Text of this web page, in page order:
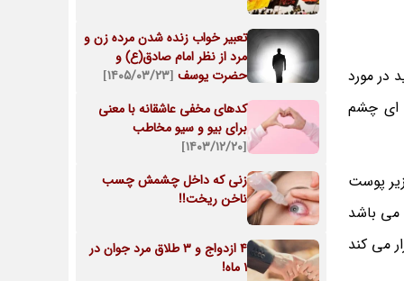
در مورد
ای چشم
پوست
می باشد
می کند
تعبیر خواب زنده شدن مرده زن و
مرد از نظر امام صادق(ع) و
حضرت یوسف [۱۴۰۵/۰۳/۲۳]
کدهای مخفی عاشقانه با معنی
برای بیو و سیو مخاطب
[۱۴۰۳/۱۲/۲۰]
زنی که داخل چشمش چسب
ناخن ریخت!!
4 ازدواج و 3 طلاق مرد جوان در
1 ماه!